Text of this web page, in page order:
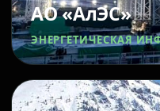
АО «АлЭС»
ЭНЕРГЕТИЧЕСКАЯ